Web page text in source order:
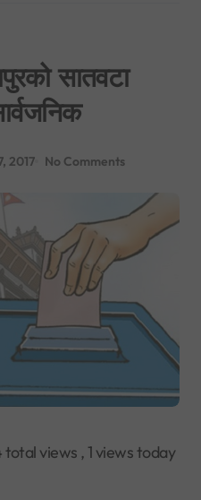
सातवटा
2017 No Comments
total views , 1 views today